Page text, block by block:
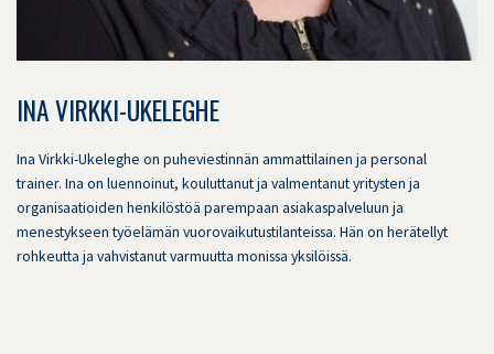
INA VIRKKI-UKELEGHE
Ina Virkki-Ukeleghe on puheviestinnän ammattilainen ja personal
trainer. Ina on luennoinut, kouluttanut ja valmentanut yritysten ja
organisaatioiden henkilöstöä parempaan asiakaspalveluun ja
menestykseen työelämän vuorovaikutustilanteissa. Hän on herätellyt
rohkeutta ja vahvistanut varmuutta monissa yksilöissä.